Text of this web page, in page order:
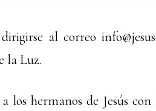
al correo
la Luz.
los hermanos de Jesús